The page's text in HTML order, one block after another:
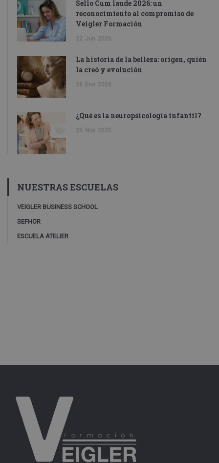
Sello Cum laude 2026: un
reconocimiento al compromiso de
Veigler Formación
22 Jun 2026
La historia de la belleza: origen, quién
la creó y evolución
26 Ene 2026
¿Qué es la neuropsicología infantil?
25 Nov 2025
NUESTRAS ESCUELAS
VEIGLER BUSINESS SCHOOL
SEFHOR
ESCUELA ATELIER